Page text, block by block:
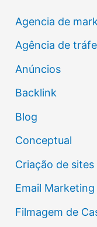
Agencia de
Agência de
Anúncios
Backlink
Blog
Conceptual
Criação de
Email Marketing
Filmagem de